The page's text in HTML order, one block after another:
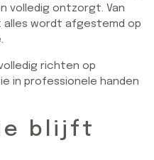
volledig ontzorgt. Van
wordt afgestemd op
richten op
in professionele handen
blijft